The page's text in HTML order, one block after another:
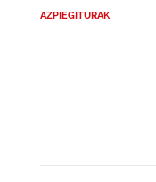
AZPIEGITURAK